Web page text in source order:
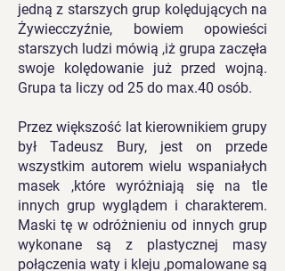
jedną z starszych grup kolędujących na
Żywiecczyźnie, bowiem opowieści
starszych ludzi mówią ,iż grupa zaczęła
swoje kolędowanie już przed wojną.
Grupa ta liczy od 25 do max.40 osób.
Przez większość lat kierownikiem grupy
był Tadeusz Bury, jest on przede
wszystkim autorem wielu wspaniałych
masek ,które wyróżniają się na tle
innych grup wyglądem i charakterem.
Maski tę w odróżnieniu od innych grup
wykonane są z plastycznej masy
połączenia waty i kleju ,pomalowane są